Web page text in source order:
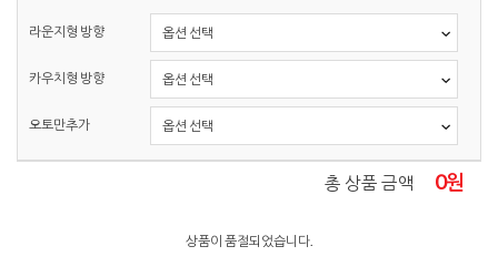
라운지형 방향
카우치형 방향
오토만추가
총 상품 금액 0원
상품이 품절되었습니다.